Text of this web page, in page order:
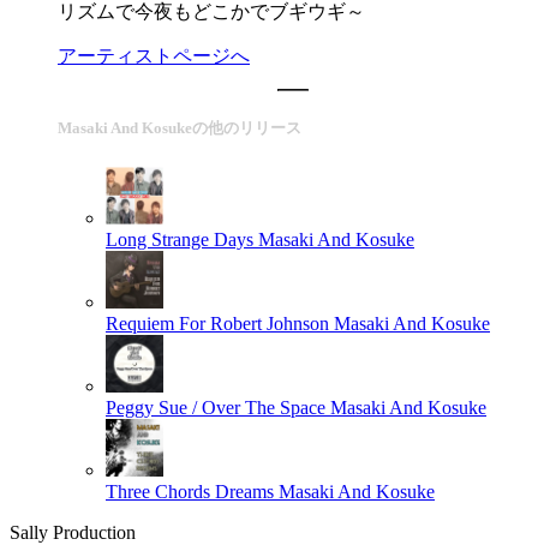
リズムで今夜もどこかでブギウギ～
アーティストページへ
Masaki And Kosukeの他のリリース
Long Strange Days Masaki And Kosuke
Requiem For Robert Johnson Masaki And Kosuke
Peggy Sue / Over The Space Masaki And Kosuke
Three Chords Dreams Masaki And Kosuke
Sally Production